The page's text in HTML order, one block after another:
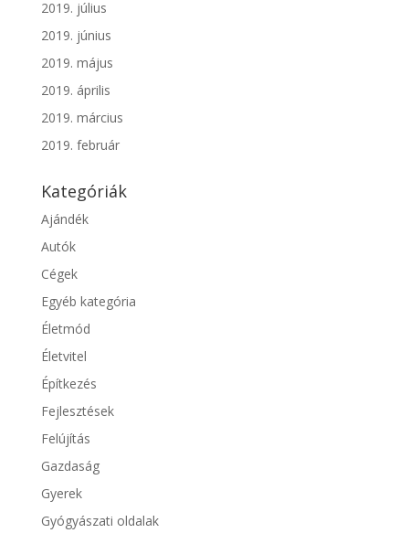
2019. július
2019. június
2019. május
2019. április
2019. március
2019. február
Kategóriák
Ajándék
Autók
Cégek
Egyéb kategória
Életmód
Életvitel
Építkezés
Fejlesztések
Felújítás
Gazdaság
Gyerek
Gyógyászati oldalak